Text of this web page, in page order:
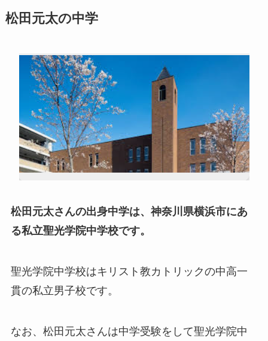
松田元太の中学
松田元太さんの出身中学は、神奈川県横浜市にあ
る私立聖光学院中学校です。
聖光学院中学校はキリスト教カトリックの中高一
貫の私立男子校です。
なお、松田元太さんは中学受験をして聖光学院中